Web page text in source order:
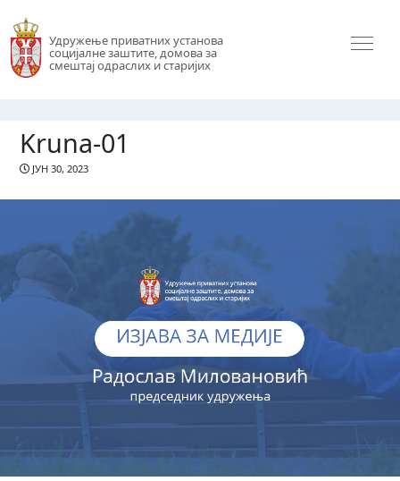
Удружење приватних установа
социјалне заштите, домова за
смештај одраслих и старијих
Kruna-01
ЈУН 30, 2023